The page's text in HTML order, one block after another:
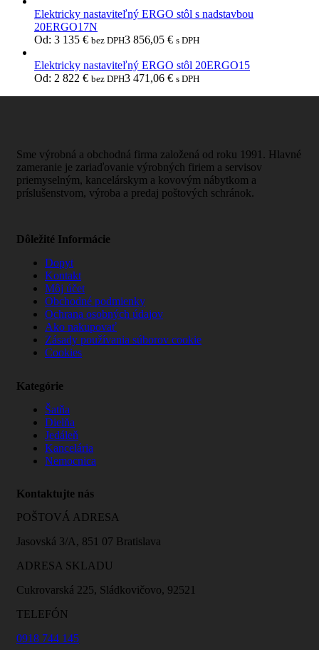
Elektricky nastaviteľný ERGO stôl s nadstavbou
20ERGO17N
Od: 3 135 € bez DPH3 856,05 € s DPH
Elektricky nastaviteľný ERGO stôl 20ERGO15
Od: 2 822 € bez DPH3 471,06 € s DPH
Sme výrobná a obchodná firma založená od roku 1991. Hlavné
zameranie je zariaďovanie výrobných firiem a servisov
priemyselným, kancelárskym a kovovým nábytkom a
príslušenstvom, výroba a predaj poštových schránok.
Dôležité Informácie
Dopyt
Kontakt
Môj účet
Obchodné podmienky
Ochrana osobných údajov
Ako nakupovať
Zásady používania súborov cookie
Cookies
Kategórie
Šatňa
Dielňa
Jedáleň
Kancelária
Nemocnica
Kontaktujte nás
POŠTOVÁ ADRESA
Jasovská 3/A, 851 07 Bratislava
ADRESA SKLADU
Cukrovarská 225, Sládkovičovo, 92521
TELEFÓN
0918 744 145